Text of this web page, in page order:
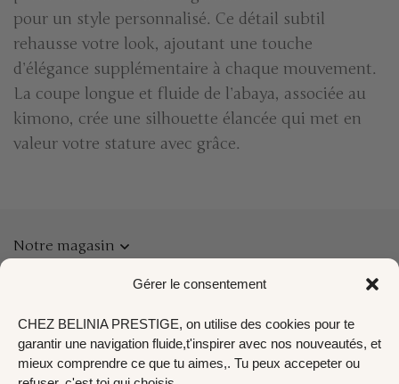
Gérer le consentement
CHEZ BELINIA PRESTIGE, on utilise des cookies pour te
garantir une navigation fluide,t'inspirer avec nos nouveautés, et
mieux comprendre ce que tu aimes,. Tu peux accepeter ou
pour un style personnalisé. Ce détail subtil
rehausse votre look, ajoutant une touche
d’élégance supplémentaire à chaque mouvement.
La coupe longue et fluide de l’abaya, associée au
kimono, crée une silhouette élancée qui met en
valeur votre stature avec grâce.
Notre magasin
Liens utiles